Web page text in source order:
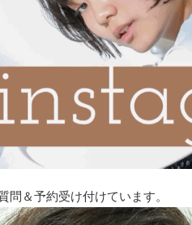
問＆予約受け付けています。